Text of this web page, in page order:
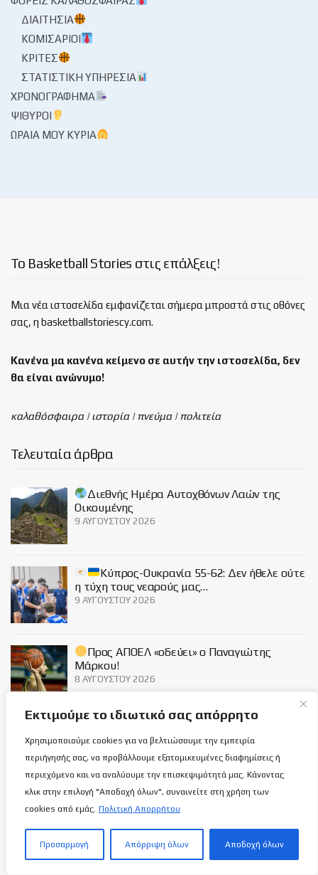
Εκτιμούμε το ιδιωτικό σας απόρρητο
Χρησιμοποιούμε cookies για να βελτιώσουμε την εμπειρία
περιήγησής σας, να προβάλλουμε εξατομικευμένες διαφημίσεις ή
περιεχόμενο και να αναλύουμε την επισκεψιμότητά μας. Κάνοντας
κλικ στην επιλογή "Αποδοχή όλων", συναινείτε στη χρήση των
cookies από εμάς. Πολιτική Απορρήτου
Προσαρμογή Απόρριψη όλων Αποδοχή όλων
ΔΙΑΙΤΗΣΊΑ
ΚΟΜΙΣΆΡΙΟΙ
ΚΡΙΤΈΣ
ΣΤΑΤΙΣΤΙΚΉ ΥΠΗΡΕΣΊΑ
ΧΡΟΝΟΓΡΆΦΗΜΑ
ΨΊΘΥΡΟΙ
ΩΡΑΊΑ ΜΟΥ ΚΥΡΊΑ
Το Basketball Stories στις επάλξεις!
Μια νέα ιστοσελίδα εμφανίζεται σήμερα μπροστά στις οθόνες
σας, η basketballstoriescy.com.
Κανένα μα κανένα κείμενο σε αυτήν την ιστοσελίδα, δεν
θα είναι ανώνυμο!
καλαθόσφαιρα | ιστορία | πνεύμα | πολιτεία
Τελευταία άρθρα
Διεθνής Ημέρα Αυτοχθόνων Λαών της
Οικουμένης
9 ΑΥΓΟΎΣΤΟΥ 2026
Κύπρος-Ουκρανία 55-62: Δεν ήθελε ούτε
η τύχη τους νεαρούς μας…
9 ΑΥΓΟΎΣΤΟΥ 2026
Προς ΑΠΟΕΛ «οδεύει» ο Παναγιώτης
Μάρκου!
8 ΑΥΓΟΎΣΤΟΥ 2026
Σχετικά με εμάς